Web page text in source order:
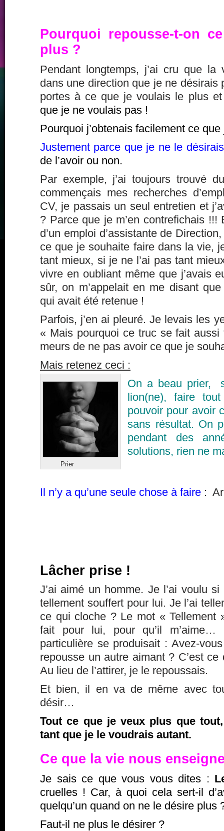
Pourquoi repousse-t-on
plus ?
Pendant longtemps, j’ai cru que la
dans une direction que je ne désirais
portes à ce que je voulais le plus
que je ne voulais pas !
Pourquoi j’obtenais facilement ce
Justement parce que je ne le
de l’avoir ou non.
Par exemple, j’ai toujours trouvé
commençais mes recherches
CV, je passais un seul entretien et
? Parce que je m’en contrefichais !!!
d’un emploi d’assistante de
ce que je souhaite faire dans la vie,
tant mieux, si je ne l’ai pas tant
vivre en oubliant même que j’avais
sûr, on m’appelait en me disant
qui avait été retenue !
Parfois, j’en ai pleuré. Je levais les
« Mais pourquoi ce truc se fait
meurs de ne pas avoir ce que je
Mais retenez ceci :
Prier
On a beau prier,
lion(ne), faire
pouvoir pour avoir
sans résultat. On
pendant des
solutions, rien ne
Il n’y a qu’une seule chose à faire :
Lâcher prise !
J’ai aimé un homme. Je l’ai voulu
tellement souffert pour lui. Je l’ai
ce qui cloche ? Le mot « Tellement
fait pour lui, pour qu’il m’aime…
particulière se produisait : Avez-
repousse un autre aimant ? C’est
Au lieu de l’attirer, je le repoussais.
Et bien, il en va de même avec
désir…
Tout ce que je veux plus que
tant que je le voudrais autant.
Ce que la vie nous
Je sais ce que vous vous dites :
cruelles ! Car, à quoi cela sert-il
quelqu’un quand on ne le désire plus
Faut-il ne plus le désirer ?